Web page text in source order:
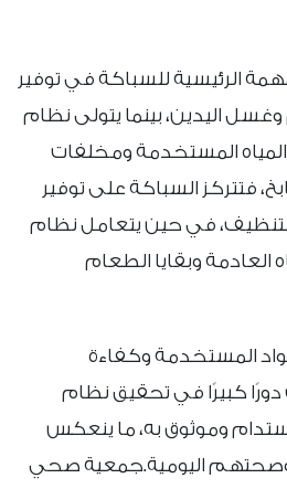
الرئيسية للسباكة في توفير
اليدين، بينما يتولى نظام
المستخدمة ومخلفات
فتتركز السباكة على توفير
في حين يتعامل نظام
وبقايا الطعام
المستخدمة وكفاءة
دورًا كبيرًا في تحقيق نظام
وموثوق به، ما ينعكس
وصحتهم اليومية.جمعية صحي